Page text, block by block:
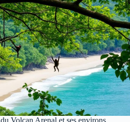
Volcan Arenal et ses environs